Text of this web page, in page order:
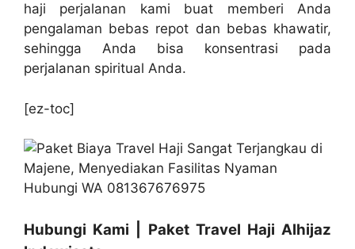
haji perjalanan kami buat memberi Anda
pengalaman bebas repot dan bebas khawatir,
sehingga Anda bisa konsentrasi pada
perjalanan spiritual Anda.
[ez-toc]
Hubungi Kami | Paket Travel Haji Alhijaz